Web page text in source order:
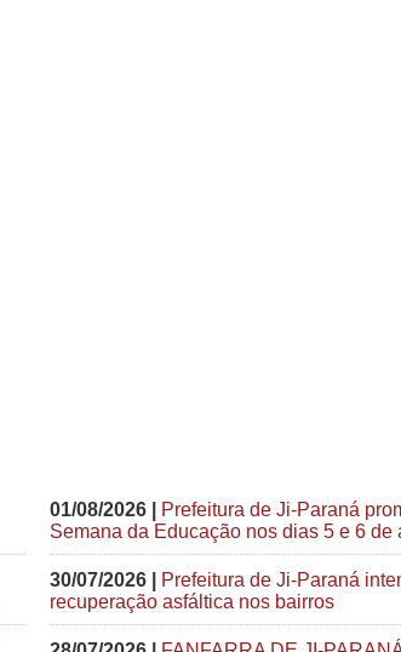
01/08/2026 |
Prefeitura de Ji-Paraná
Semana da Educação nos dias 5 e 6 de
30/07/2026 |
Prefeitura de Ji-Paraná
recuperação asfáltica nos bairros